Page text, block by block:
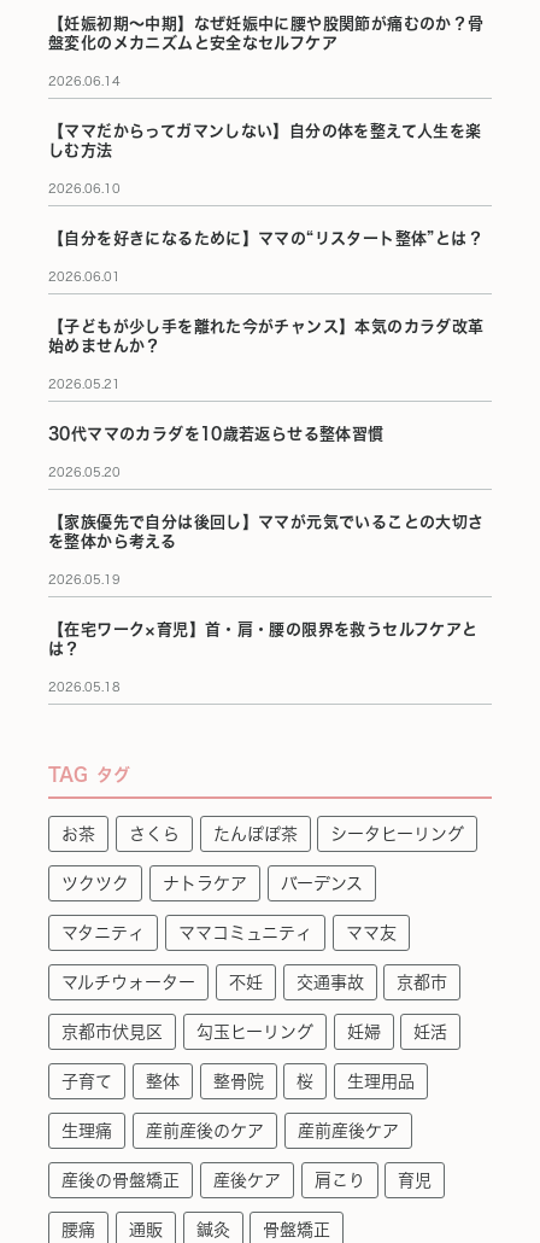
【妊娠初期〜中期】なぜ妊娠中に腰や股関節が痛むのか？骨
盤変化のメカニズムと安全なセルフケア
2026.06.14
【ママだからってガマンしない】自分の体を整えて人生を楽
しむ方法
2026.06.10
【自分を好きになるために】ママの“リスタート整体”とは？
2026.06.01
【子どもが少し手を離れた今がチャンス】本気のカラダ改革
始めませんか？
2026.05.21
30代ママのカラダを10歳若返らせる整体習慣
2026.05.20
【家族優先で自分は後回し】ママが元気でいることの大切さ
を整体から考える
2026.05.19
【在宅ワーク×育児】首・肩・腰の限界を救うセルフケアと
は？
2026.05.18
TAG タグ
お茶 さくら たんぽぽ茶 シータヒーリング
ツクツク ナトラケア バーデンス
マタニティ ママコミュニティ ママ友
マルチウォーター 不妊 交通事故 京都市
京都市伏見区 勾玉ヒーリング 妊婦 妊活
子育て 整体 整骨院 桜 生理用品
生理痛 産前産後のケア 産前産後ケア
産後の骨盤矯正 産後ケア 肩こり 育児
腰痛 通販 鍼灸 骨盤矯正